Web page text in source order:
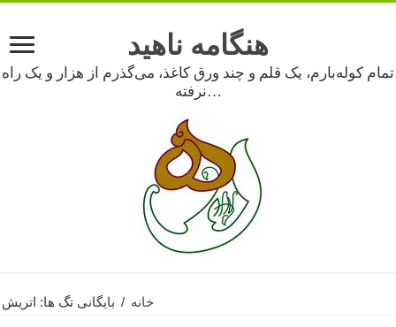
هنگامه ناهید
تمام کوله‌بارم، یک قلم و چند ورق کاغذ، می‌گذرم از هزار و یک راه
نرفته…
خانه / بایگانی تگ ها: اتریش